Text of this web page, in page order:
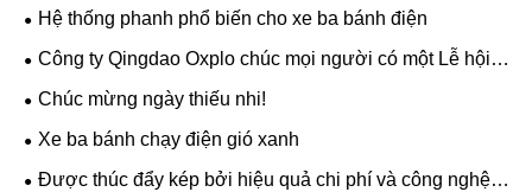
Hệ thống phanh phổ biến cho xe ba bánh điện
Công ty Qingdao Oxplo chúc mọi người có một Lễ hội
Thuyền Rồng vui vẻ và khỏe mạnh!
Chúc mừng ngày thiếu nhi!
Xe ba bánh chạy điện gió xanh
​Được thúc đẩy kép bởi hiệu quả chi phí và công nghệ: